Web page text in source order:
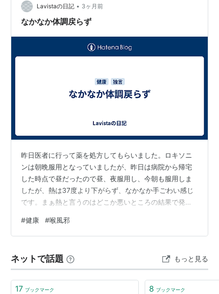
Lavistaの日記 • 3ヶ月前
なかなか体調戻らず
昨日医者に行って薬を処方してもらいました。ロキソニ
ンは朝晩服用となっていましたが、昨日は病院から帰宅
した時点で昼だったので昼、夜服用し、今朝も服用しま
したが、熱は37度より下がらず、なかなか手ごわい感じ
です。まぁ熱と言うのはどこか悪いところの結果で発熱
て事なのでしょう。ただ倦怠感はかなり和らぎました。
病院に行く前日の夜は腰がダルくて横になっていられな
た。さすがに医師が処方する薬の効果は大したもので
す。一方喉の痛みは全然和らいでおらず、声もガラガラ
声でトーンも長3度くらい低くなっている感じです。さ…
#健康 #喉風邪
ネットで話題 もっと見る
17 ブックマーク 8 ブックマーク